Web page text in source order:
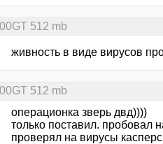
512 mb
живность в виде вирусов
512 mb
операционка зверь двд))))
только поставил. пробовал
проверял на вирусы